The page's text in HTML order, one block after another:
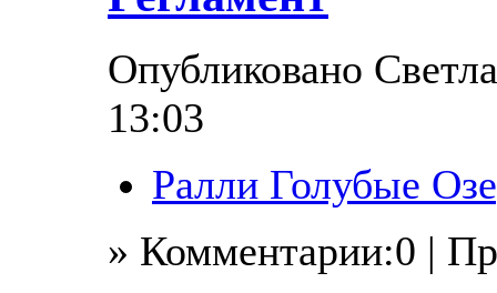
Опубликовано
13:03
Ралли Голубые
» Комментарии:0 |